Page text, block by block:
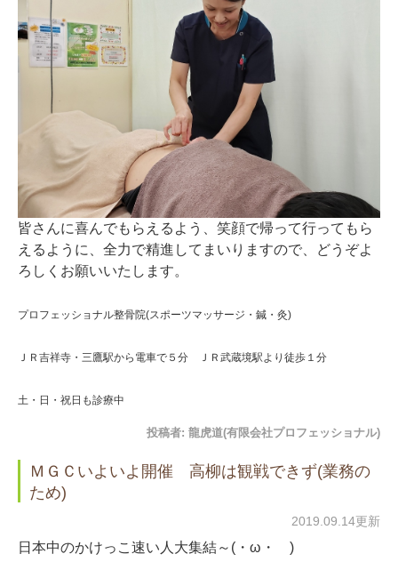
皆さんに喜んでもらえるよう、笑顔で帰って行ってもら
えるように、全力で精進してまいりますので、どうぞよ
ろしくお願いいたします。
プロフェッショナル整骨院(スポーツマッサージ・鍼・灸)
ＪＲ吉祥寺・三鷹駅から電車で５分 ＪＲ武蔵境駅より徒歩１分
土・日・祝日も診療中
投稿者: 龍虎道(有限会社プロフェッショナル)
ＭＧＣいよいよ開催 高柳は観戦できず(業務の
ため)
2019.09.14更新
日本中のかけっこ速い人大集結～(・ω・ )